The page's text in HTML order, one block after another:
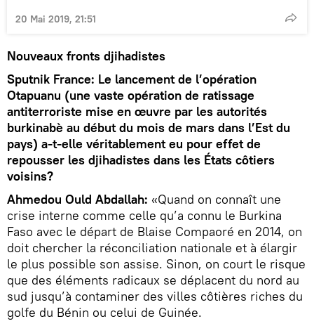
20 Mai 2019, 21:51
Nouveaux fronts djihadistes
Sputnik France: Le lancement de l’opération
Otapuanu (une vaste opération de ratissage
antiterroriste mise en œuvre par les autorités
burkinabè au début du mois de mars dans l’Est du
pays) a-t-elle véritablement eu pour effet de
repousser les djihadistes dans les États côtiers
voisins?
Ahmedou Ould Abdallah: «Quand on connaît une
crise interne comme celle qu’a connu le Burkina
Faso avec le départ de Blaise Compaoré en 2014, on
doit chercher la réconciliation nationale et à élargir
le plus possible son assise. Sinon, on court le risque
que des éléments radicaux se déplacent du nord au
sud jusqu’à contaminer des villes côtières riches du
golfe du Bénin ou celui de Guinée.